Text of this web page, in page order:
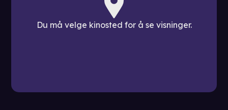
Du må velge kinosted for å se visninger.